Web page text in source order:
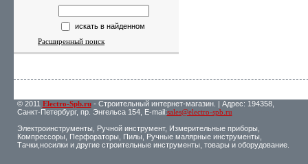
искать в найденном
Расширенный поиск
© 2011 Electro-Spb.ru- Строительный интернет-магазин. | Адрес: 194358,
Санкт-Петербург, пр. Энгельса 154, E-mail:sales@electro-spb.ru
Электроинструменты, Ручной инструмент, Измерительные приборы,
Компрессоры, Перфораторы, Пилы, Ручные малярные инструменты,
Тачки,носилки и другие строительные инструменты, товары и оборудование.